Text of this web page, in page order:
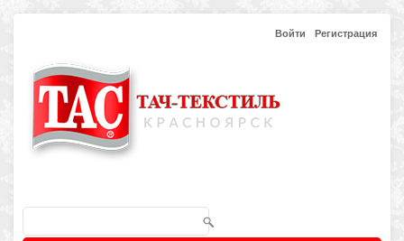
Войти Регистрация